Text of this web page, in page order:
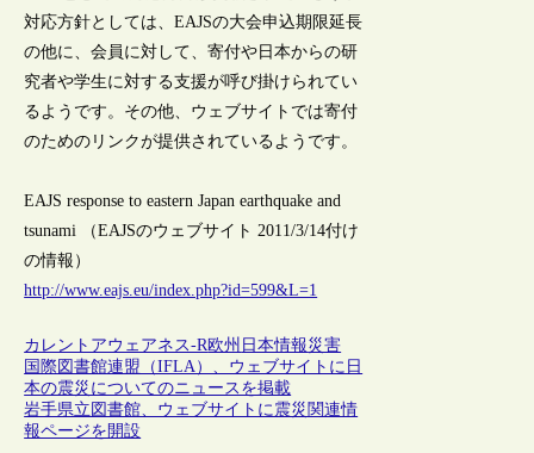
対応方針としては、EAJSの大会申込期限延長
の他に、会員に対して、寄付や日本からの研
究者や学生に対する支援が呼び掛けられてい
るようです。その他、ウェブサイトでは寄付
のためのリンクが提供されているようです。
EAJS response to eastern Japan earthquake and
tsunami （EAJSのウェブサイト 2011/3/14付け
の情報）
http://www.eajs.eu/index.php?id=599&L=1
カレントアウェアネス-R欧州 日本情報災害
国際図書館連盟（IFLA）、ウェブサイトに日
本の震災についてのニュースを掲載
岩手県立図書館、ウェブサイトに震災関連情
報ページを開設